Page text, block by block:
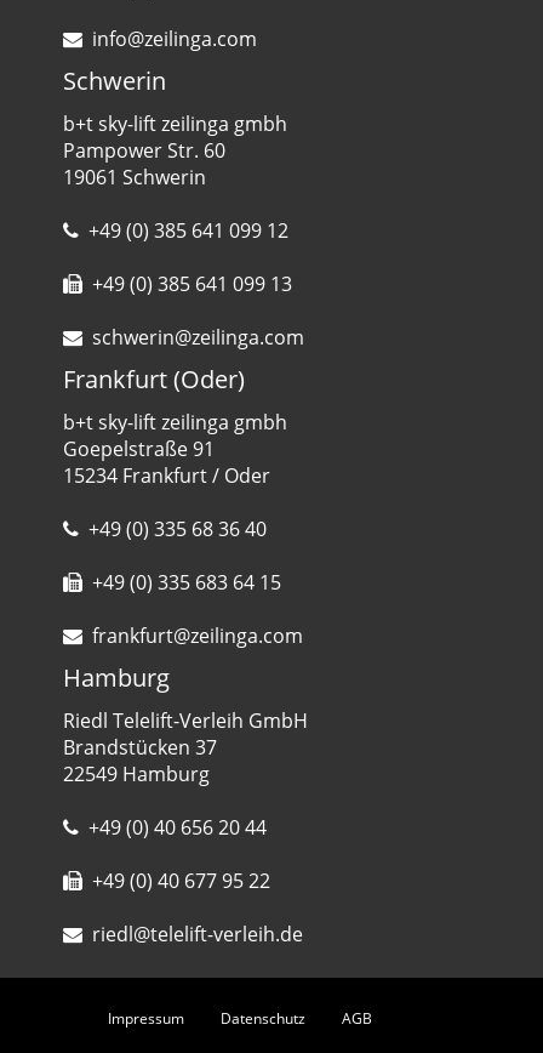
info@zeilinga.com
Schwerin
b+t sky-lift zeilinga gmbh
Pampower Str. 60
19061 Schwerin
+49 (0) 385 641 099 12
+49 (0) 385 641 099 13
schwerin@zeilinga.com
Frankfurt (Oder)
b+t sky-lift zeilinga gmbh
Goepelstraße 91
15234 Frankfurt / Oder
+49 (0) 335 68 36 40
+49 (0) 335 683 64 15
frankfurt@zeilinga.com
Hamburg
Riedl Telelift-Verleih GmbH
Brandstücken 37
22549 Hamburg
+49 (0) 40 656 20 44
+49 (0) 40 677 95 22
riedl@telelift-verleih.de
Impressum Datenschutz AGB